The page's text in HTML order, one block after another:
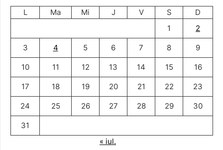
L Ma Mi J V S
D
1
2
3 4 5 6 7 8 9
10 11 12 13 14 15 16
17 18 19 20 21 22 23
24 25 26 27 28 29 30
31
« iul.